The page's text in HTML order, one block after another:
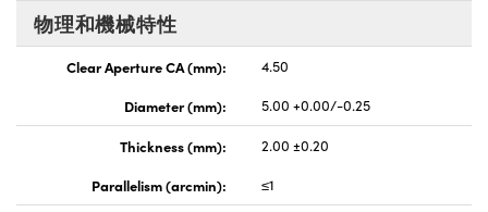
物理和機械特性
Clear Aperture CA (mm):
4.50
Diameter (mm):
5.00 +0.00/-0.25
Thickness (mm):
2.00 ±0.20
Parallelism (arcmin):
≤1